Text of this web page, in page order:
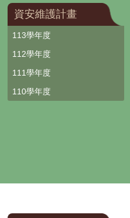
資安維護計畫
113學年度
112學年度
111學年度
110學年度